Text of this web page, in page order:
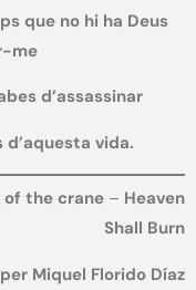
que no hi ha Deus
me
d’assassinar
vida.
of the crane – Heaven
Shall Burn
Miquel Florido Díaz